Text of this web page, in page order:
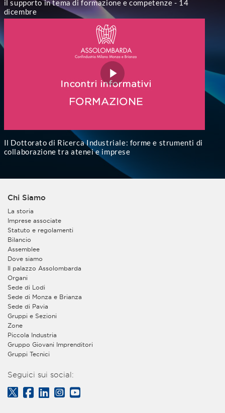
il supporto in tema di formazione e competenze - 14
dicembre
Il Dottorato di Ricerca Industriale: forme e strumenti di
collaborazione tra atenei e imprese
Chi Siamo
La storia
Imprese associate
Statuto e regolamenti
Bilancio
Assemblee
Dove siamo
Il palazzo Assolombarda
Organi
Sede di Lodi
Sede di Monza e Brianza
Sede di Pavia
Gruppi e Sezioni
Zone
Piccola Industria
Gruppo Giovani Imprenditori
Gruppi Tecnici
Seguici sui social: